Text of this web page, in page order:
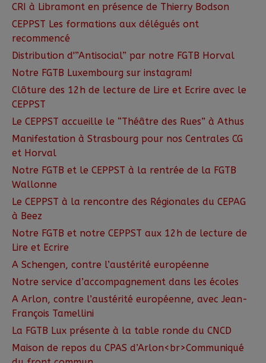
CRI à Libramont en présence de Thierry Bodson
CEPPST Les formations aux délégués ont
recommencé
Distribution d'”Antisocial” par notre FGTB Horval
Notre FGTB Luxembourg sur instagram!
Clôture des 12h de lecture de Lire et Ecrire avec le
CEPPST
Le CEPPST accueille le “Théâtre des Rues” à Athus
Manifestation à Strasbourg pour nos Centrales CG
et Horval
Notre FGTB et le CEPPST à la rentrée de la FGTB
Wallonne
Le CEPPST à la rencontre des Régionales du CEPAG
à Beez
Notre FGTB et notre CEPPST aux 12h de lecture de
Lire et Ecrire
A Schengen, contre l’austérité européenne
Notre service d’accompagnement dans les écoles
A Arlon, contre l’austérité européenne, avec Jean-
François Tamellini
La FGTB Lux présente à la table ronde du CNCD
Maison de repos du CPAS d’Arlon<br>Communiqué